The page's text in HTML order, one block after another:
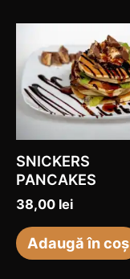
SNICKERS
PANCAKES
38,00 lei
Adaugă în coș